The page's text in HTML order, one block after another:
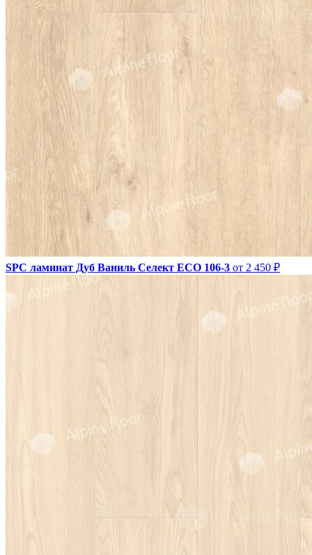
SPC ламинат Дуб Ваниль Селект ECO 106-3 от 2 450 ₽